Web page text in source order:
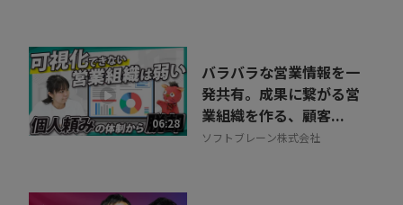
06:28
バラバラな営業情報を一
発共有。成果に繋がる営
業組織を作る、顧客...
ソフトブレーン株式会社